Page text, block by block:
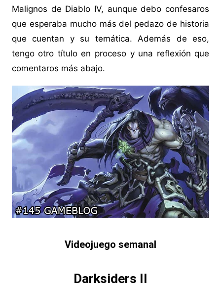
Malignos de Diablo IV, aunque debo confesaros
que esperaba mucho más del pedazo de historia
que cuentan y su temática. Además de eso,
tengo otro título en proceso y una reflexión que
comentaros más abajo.
Videojuego semanal
Darksiders II